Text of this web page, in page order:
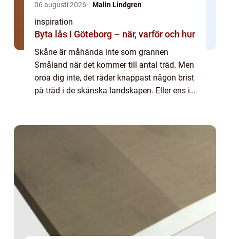
06 augusti 2026 Malin Lindgren
inspiration
Byta lås i Göteborg – när, varför och hur
Skåne är måhända inte som grannen
Småland när det kommer till antal träd. Men
oroa dig inte, det råder knappast någon brist
på träd i de skånska landskapen. Eller ens i